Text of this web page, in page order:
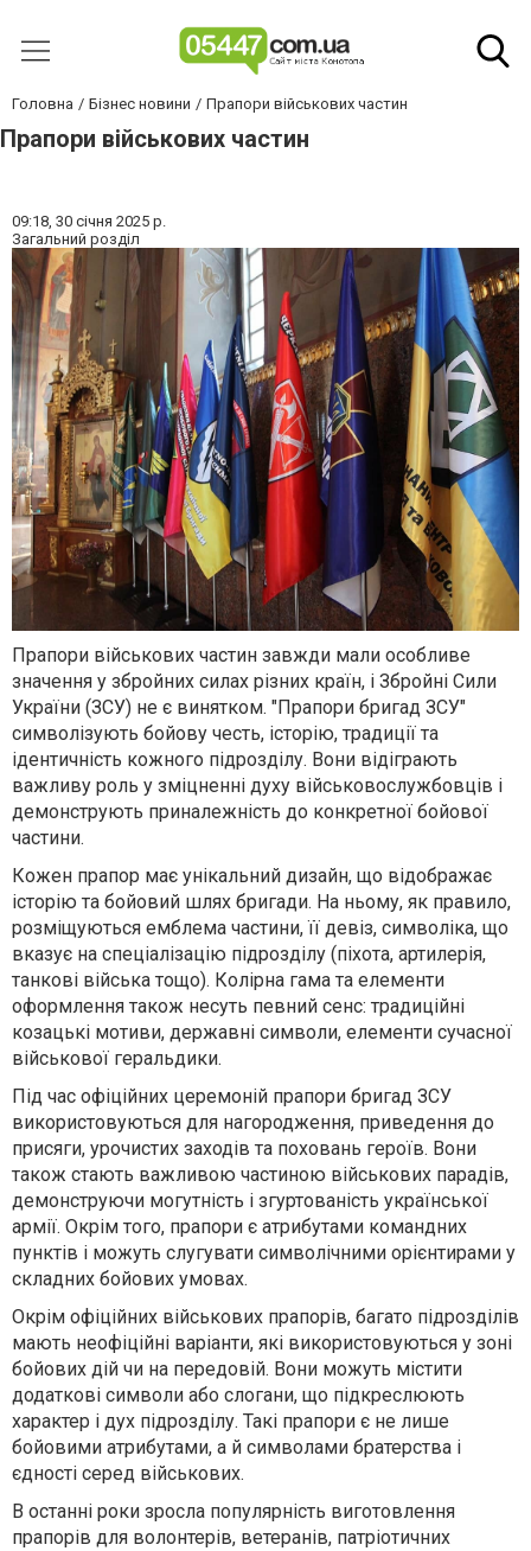
Головна Бізнес новини Прапори військових частин
Прапори військових частин
09:18, 30 січня 2025 р.
Загальний розділ
Прапори військових частин завжди мали особливе
значення у збройних силах різних країн, і Збройні Сили
України (ЗСУ) не є винятком. "Прапори бригад ЗСУ"
символізують бойову честь, історію, традиції та
ідентичність кожного підрозділу. Вони відіграють
важливу роль у зміцненні духу військовослужбовців і
демонструють приналежність до конкретної бойової
частини.
Кожен прапор має унікальний дизайн, що відображає
історію та бойовий шлях бригади. На ньому, як правило,
розміщуються емблема частини, її девіз, символіка, що
вказує на спеціалізацію підрозділу (піхота, артилерія,
танкові війська тощо). Колірна гама та елементи
оформлення також несуть певний сенс: традиційні
козацькі мотиви, державні символи, елементи сучасної
військової геральдики.
Під час офіційних церемоній прапори бригад ЗСУ
використовуються для нагородження, приведення до
присяги, урочистих заходів та поховань героїв. Вони
також стають важливою частиною військових парадів,
демонструючи могутність і згуртованість української
армії. Окрім того, прапори є атрибутами командних
пунктів і можуть слугувати символічними орієнтирами у
складних бойових умовах.
Окрім офіційних військових прапорів, багато підрозділів
мають неофіційні варіанти, які використовуються у зоні
бойових дій чи на передовій. Вони можуть містити
додаткові символи або слогани, що підкреслюють
характер і дух підрозділу. Такі прапори є не лише
бойовими атрибутами, а й символами братерства і
єдності серед військових.
В останні роки зросла популярність виготовлення
прапорів для волонтерів, ветеранів, патріотичних